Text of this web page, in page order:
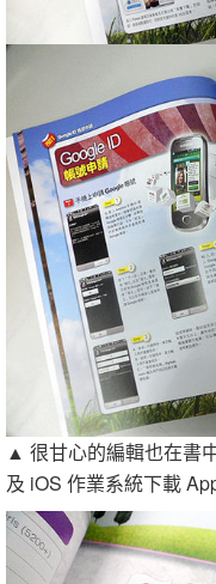
▲ 很甘心的編輯也在書
及 iOS 作業系統下載